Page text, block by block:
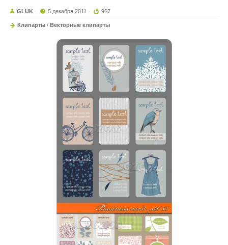
GLUK 5 декабря 2011 967
Клипарты / Векторные клипарты